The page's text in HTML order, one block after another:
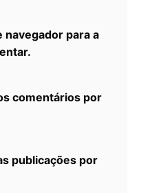
navegador para a
comentários por
publicações por